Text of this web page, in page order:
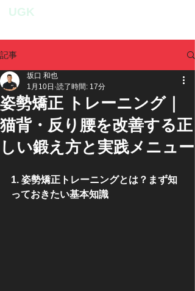
UGK
記事
姿勢矯正 トレーニング｜
猫背・反り腰を改善する正
しい鍛え方と実践メニュー
坂口 和也
1月10日 読了時間: 17分
1. 姿勢矯正トレーニングとは？まず知
っておきたい基本知識